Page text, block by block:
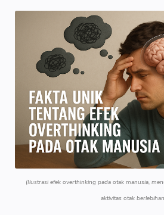
(Ilustrasi efek overthinking pada otak manusia,
aktivitas otak